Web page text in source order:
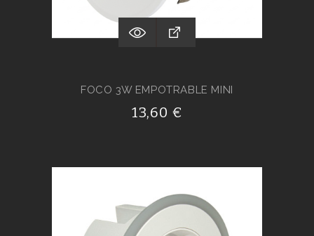
FOCO 3W EMPOTRABLE MINI
13,60 €